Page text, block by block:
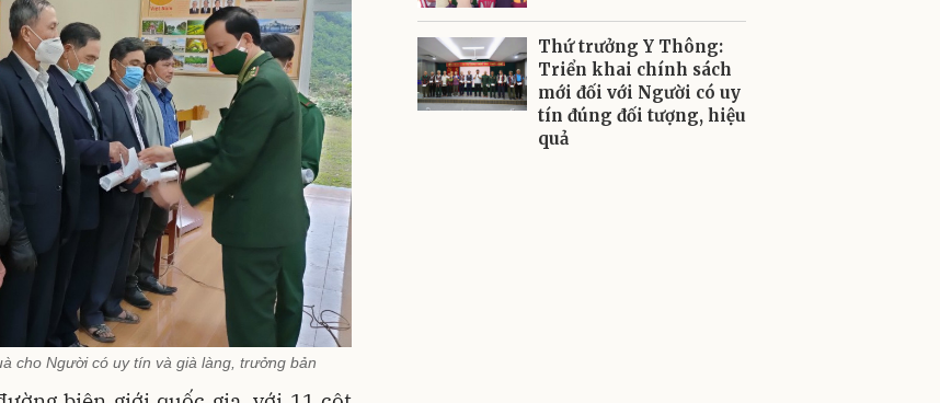
cho Người có uy tín và già làng, trưởng bản
Thứ trưởng Y Thông:
Triển khai chính sách
mới đối với Người có uy
tín đúng đối tượng, hiệu
quả